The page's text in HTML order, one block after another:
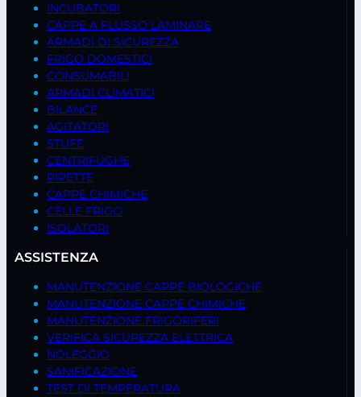
INCUBATORI
CAPPE A FLUSSO LAMINARE
ARMADI DI SICUREZZA
FRIGO DOMESTICI
CONSUMABILI
ARMADI CLIMATICI
BILANCE
AGITATORI
STUFE
CENTRIFUGHE
PIPETTE
CAPPE CHIMICHE
CELLE FRIGO
ISOLATORI
ASSISTENZA
MANUTENZIONE CAPPE BIOLOGICHE
MANUTENZIONE CAPPE CHIMICHE
MANUTENZIONE FRIGORIFERI
VERIFICA SICUREZZA ELETTRICA
NOLEGGIO
SANIFICAZIONE
TEST DI TEMPERATURA